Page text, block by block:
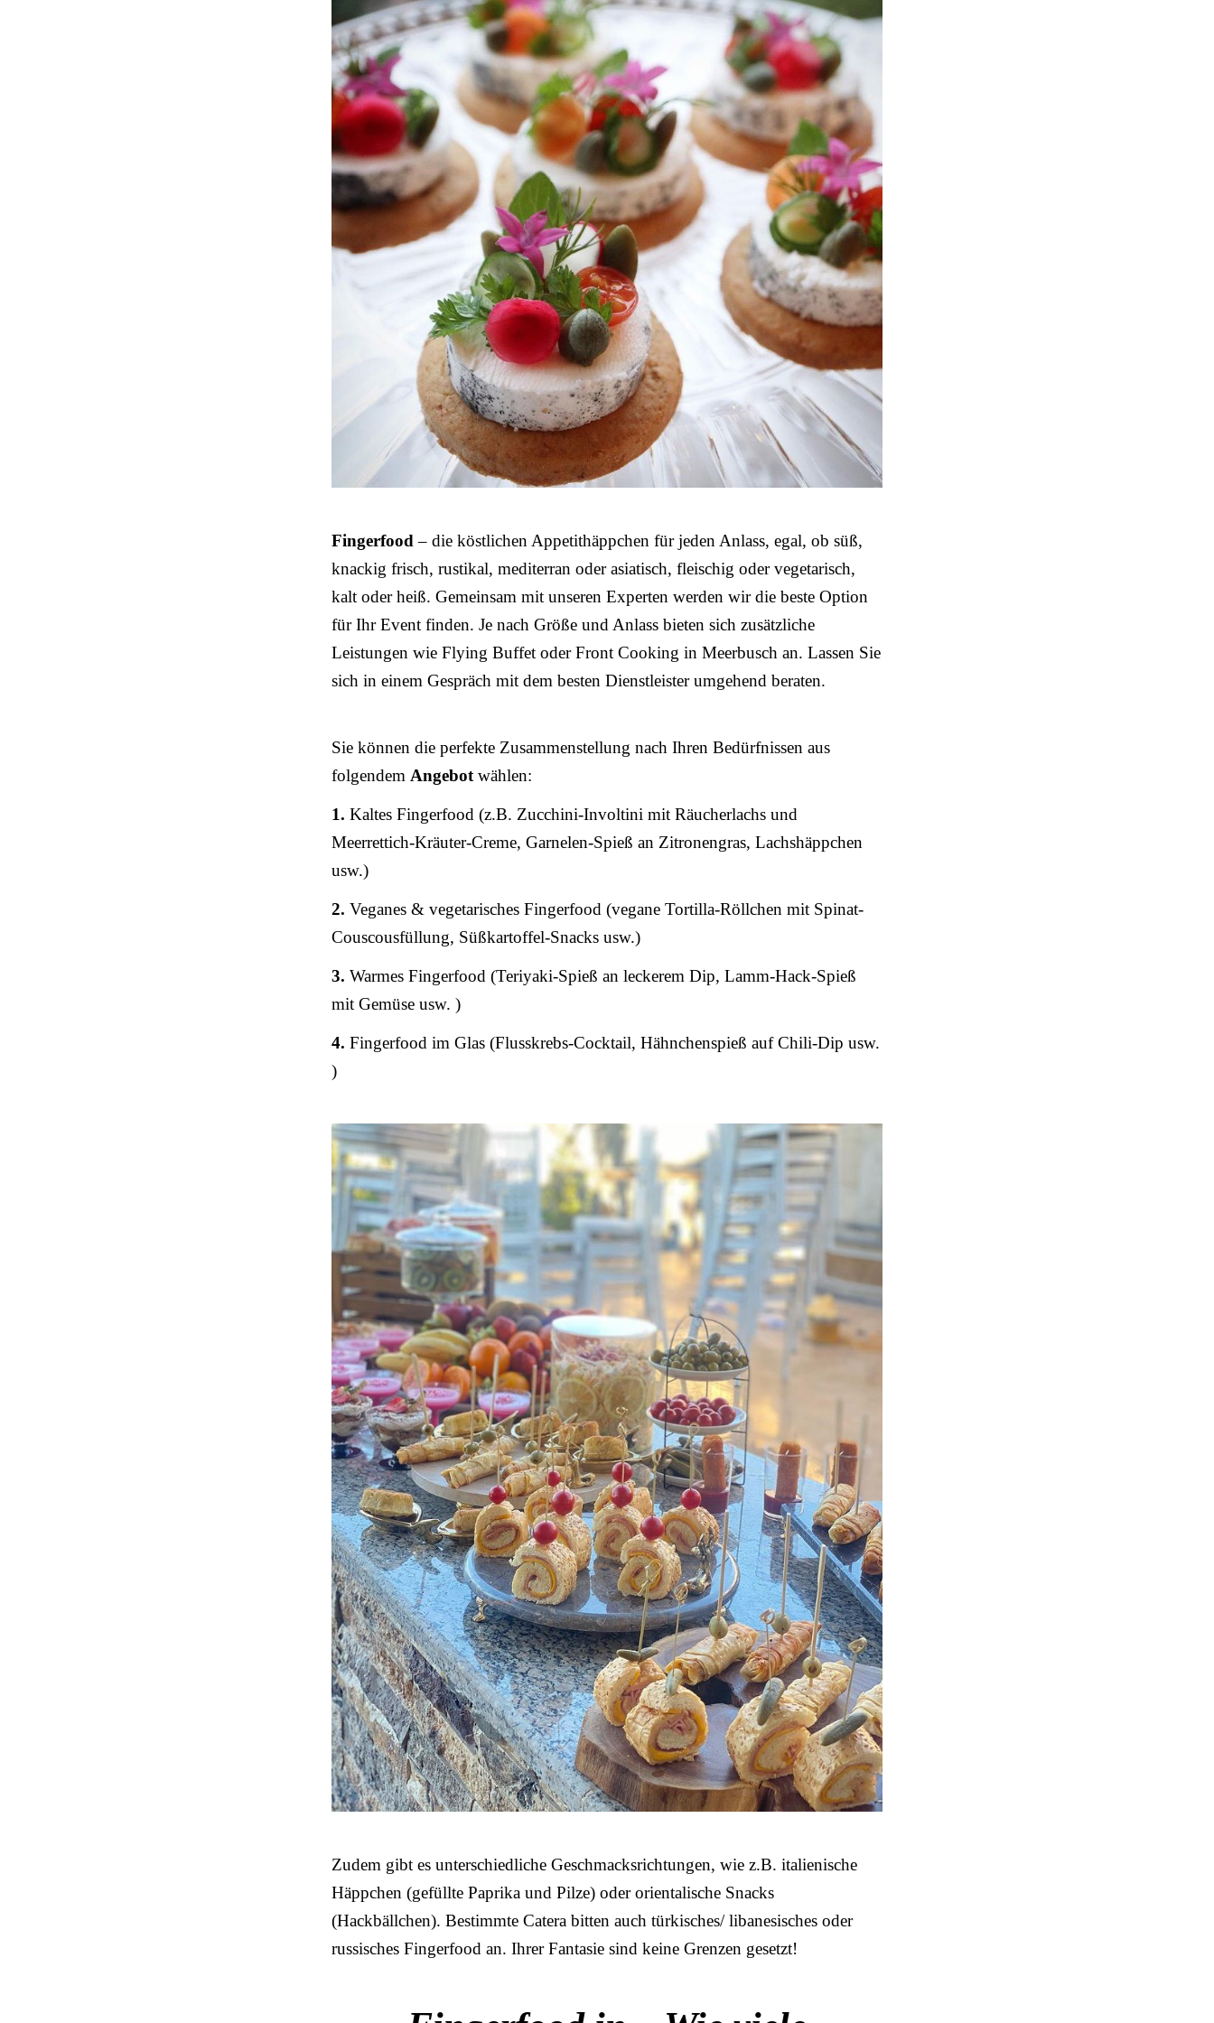
Fingerfood – die köstlichen Appetithäppchen für jeden Anlass, egal, ob süß,
knackig frisch, rustikal, mediterran oder asiatisch, fleischig oder vegetarisch,
kalt oder heiß. Gemeinsam mit unseren Experten werden wir die beste Option
für Ihr Event finden. Je nach Größe und Anlass bieten sich zusätzliche
Leistungen wie Flying Buffet oder Front Cooking in Meerbusch an. Lassen Sie
sich in einem Gespräch mit dem besten Dienstleister umgehend beraten.
Sie können die perfekte Zusammenstellung nach Ihren Bedürfnissen aus
folgendem Angebot wählen:
1. Kaltes Fingerfood (z.B. Zucchini-Involtini mit Räucherlachs und
Meerrettich-Kräuter-Creme, Garnelen-Spieß an Zitronengras, Lachshäppchen
usw.)
2. Veganes & vegetarisches Fingerfood (vegane Tortilla-Röllchen mit Spinat-
Couscousfüllung, Süßkartoffel-Snacks usw.)
3. Warmes Fingerfood (Teriyaki-Spieß an leckerem Dip, Lamm-Hack-Spieß
mit Gemüse usw. )
4. Fingerfood im Glas (Flusskrebs-Cocktail, Hähnchenspieß auf Chili-Dip usw.
)
Zudem gibt es unterschiedliche Geschmacksrichtungen, wie z.B. italienische
Häppchen (gefüllte Paprika und Pilze) oder orientalische Snacks
(Hackbällchen). Bestimmte Catera bitten auch türkisches/ libanesisches oder
russisches Fingerfood an. Ihrer Fantasie sind keine Grenzen gesetzt!